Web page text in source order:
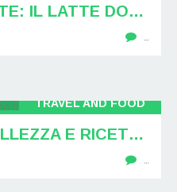
CURCUMA E RICETTE: IL LATTE DORATO
TRAVEL AND FOOD
VENEZIA: ARTE, BELLEZZA E RICETTE TIPICHE